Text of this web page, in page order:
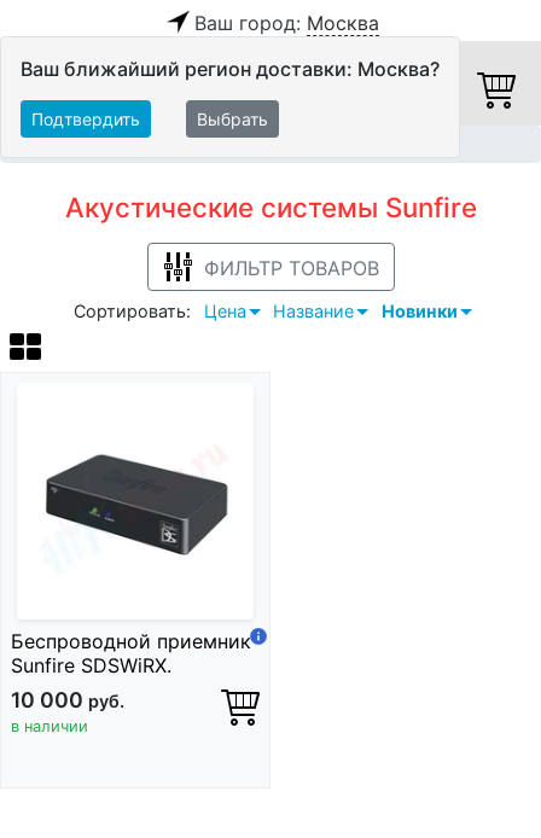
Ваш город: Москва
Ваш ближайший регион доставки: Москва?
Подтвердить Выбрать
Акустические системы Sunfire
ФИЛЬТР ТОВАРОВ
Сортировать: Цена Название Новинки
Беспроводной приемник
Sunfire SDSWiRX.
10 000 руб.
в наличии